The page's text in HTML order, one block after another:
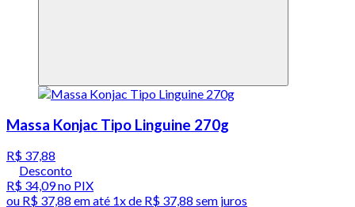
Massa Konjac Tipo Linguine 270g
R$ 37,88
Desconto
R$ 34,09no PIX
ou R$ 37,88 em até 1x de R$ 37,88 sem juros